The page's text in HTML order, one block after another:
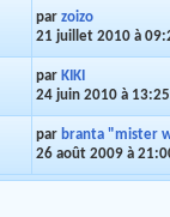
par zoizo
21 juillet 2010 à
par KIKI
24 juin 2010 à
par branta "mister
26 août 2009 à